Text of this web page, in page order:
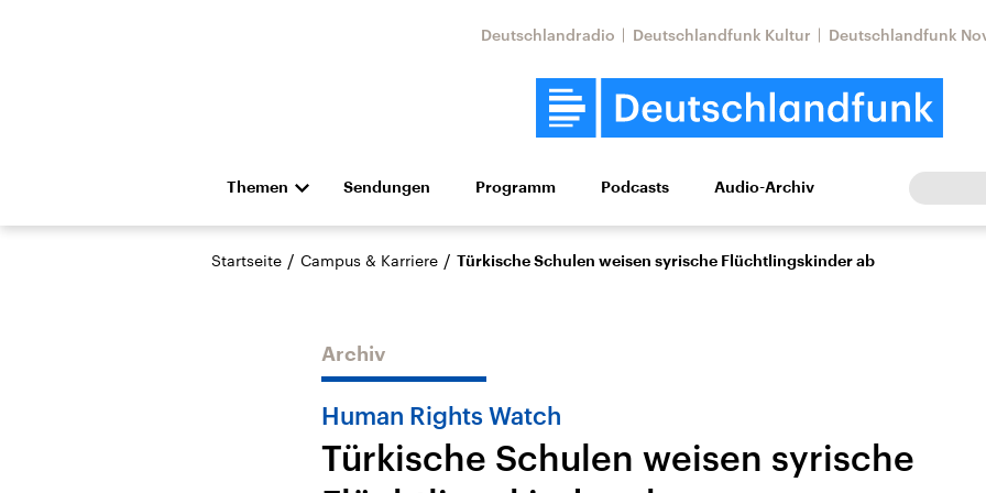
Deutschlandradio Deutschlandfunk Kultur Deutschlandfunk
Themen
Die Nachrichten Politik Wirtschaft Wissen Kultur Europa
Hörspiel und Feature Musik
Landtagswahl Sachsen-
USA
Nahostkonflikt
Iran
Sendungen Programm Podcasts Audio-Archiv
Startseite / Campus & Karriere / Türkische Schulen weisen syrische Flüchtlingskinder ab
Archiv
Human Rights Watch
Türkische Schulen weisen syrische